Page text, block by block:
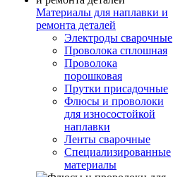
Материалы для наплавки и
ремонта деталей
Электроды сварочные
Проволока сплошная
Проволока
порошковая
Прутки присадочные
Флюсы и проволоки
для износостойкой
наплавки
Ленты сварочные
Специализированные
материалы